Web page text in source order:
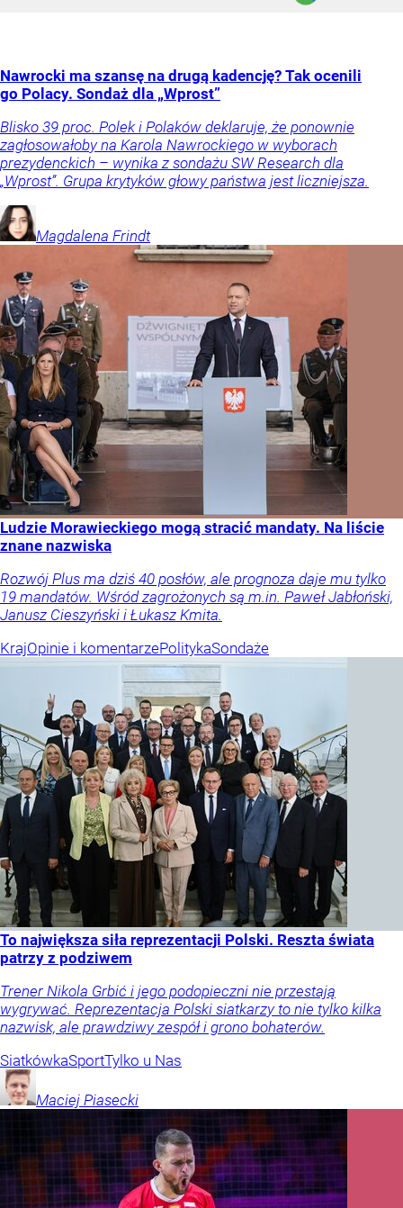
Nawrocki ma szansę na drugą kadencję? Tak ocenili
go Polacy. Sondaż dla „Wprost”
Blisko 39 proc. Polek i Polaków deklaruje, że ponownie
zagłosowałoby na Karola Nawrockiego w wyborach
prezydenckich – wynika z sondażu SW Research dla
„Wprost”. Grupa krytyków głowy państwa jest liczniejsza.
Magdalena Frindt
Ludzie Morawieckiego mogą stracić mandaty. Na liście
znane nazwiska
Rozwój Plus ma dziś 40 posłów, ale prognoza daje mu tylko
19 mandatów. Wśród zagrożonych są m.in. Paweł Jabłoński,
Janusz Cieszyński i Łukasz Kmita.
KrajOpinie i komentarzePolitykaSondaże
To największa siła reprezentacji Polski. Reszta świata
patrzy z podziwem
Trener Nikola Grbić i jego podopieczni nie przestają
wygrywać. Reprezentacja Polski siatkarzy to nie tylko kilka
nazwisk, ale prawdziwy zespół i grono bohaterów.
SiatkówkaSportTylko u Nas
Maciej Piasecki